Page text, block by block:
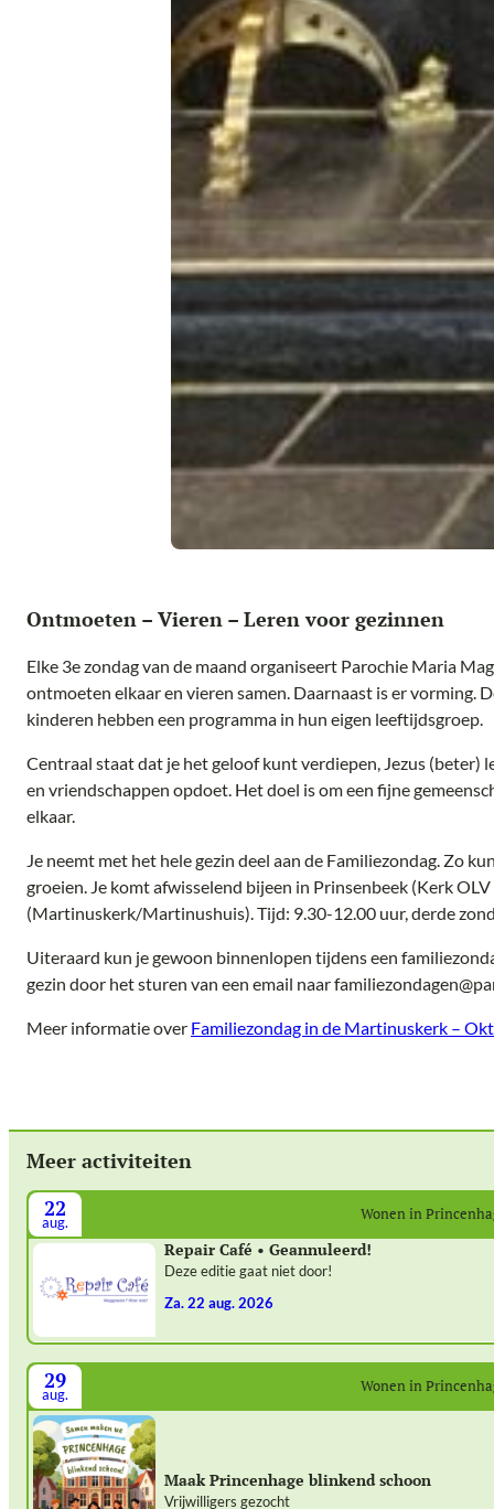
Ontmoeten – Vieren – Leren voor gezinnen
Elke 3e zondag van de maand organiseert Parochie Maria
ontmoeten elkaar en vieren samen. Daarnaast is er vorming.
kinderen hebben een programma in hun eigen leeftijdsgroep.
Centraal staat dat je het geloof kunt verdiepen, Jezus (beter)
en vriendschappen opdoet. Het doel is om een fijne
elkaar.
Je neemt met het hele gezin deel aan de Familiezondag. Zo
groeien. Je komt afwisselend bijeen in Prinsenbeek (Kerk
(Martinuskerk/Martinushuis). Tijd: 9.30-12.00 uur, derde
Uiteraard kun je gewoon binnenlopen tijdens een
gezin door het sturen van een email naar
Meer informatie over Familiezondag in de Martinuskerk –
Meer activiteiten
22
aug. Wonen in
Repair Café • Geannuleerd!
Deze editie gaat niet door!
za. 22 aug. 2026
29
aug. Wonen in
Maak Princenhage blinkend schoon
Vrijwilligers gezocht